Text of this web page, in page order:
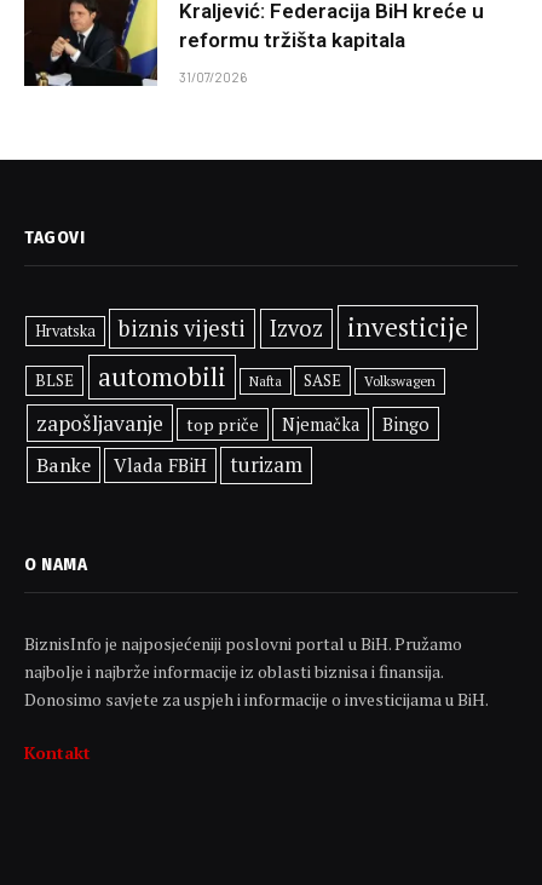
Kraljević: Federacija BiH kreće u
reformu tržišta kapitala
31/07/2026
TAGOVI
Hrvatska biznis vijesti Izvoz investicije
BLSE automobili Nafta SASE Volkswagen
zapošljavanje top priče Njemačka Bingo
Banke Vlada FBiH turizam
O NAMA
BiznisInfo je najposjećeniji poslovni portal u BiH. Pružamo
najbolje i najbrže informacije iz oblasti biznisa i finansija.
Donosimo savjete za uspjeh i informacije o investicijama u BiH.
Kontakt